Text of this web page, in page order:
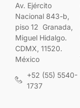
Av. Ejército
Nacional 843-b,
piso 12 Granada,
Miguel Hidalgo.
CDMX, 11520.
México
+52 (55) 5540-
1737